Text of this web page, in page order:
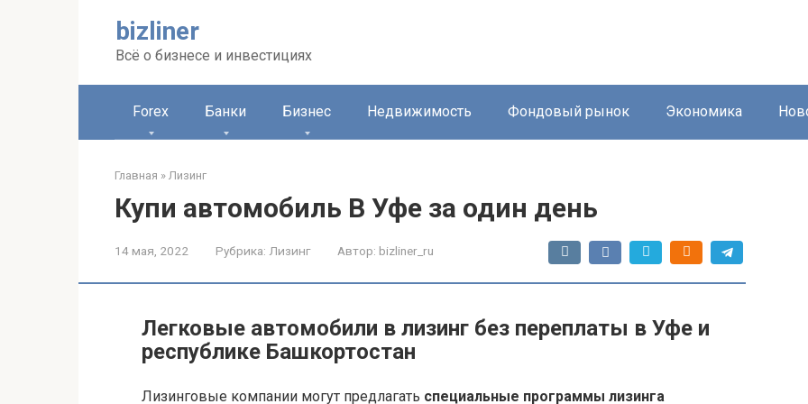
bizliner
Всё о бизнесе и инвестициях
Forex Банки Бизнес Недвижимость Фондовый рынок Экономика
Главная » Лизинг
Купи автомобиль В Уфе за один день
14 мая, 2022 Рубрика: Лизинг Автор: bizliner_ru
Легковые автомобили в лизинг без переплаты в Уфе и
республике Башкортостан
Лизинговые компании могут предлагать специальные программы лизинга